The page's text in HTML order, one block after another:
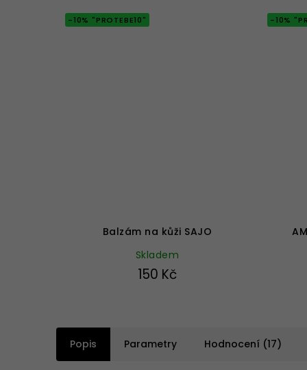
-10% "PROTEBE10"
Balzám na kůži SAJO
produktu
je
5,0
z
5
Skladem
150 Kč
-10%
Popis Parametry Hodnocení (17)